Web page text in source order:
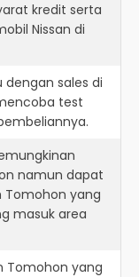
kredit serta
Nissan di
sales di
test
namun dapat
Tomohon yang
masuk area
Tomohon yang